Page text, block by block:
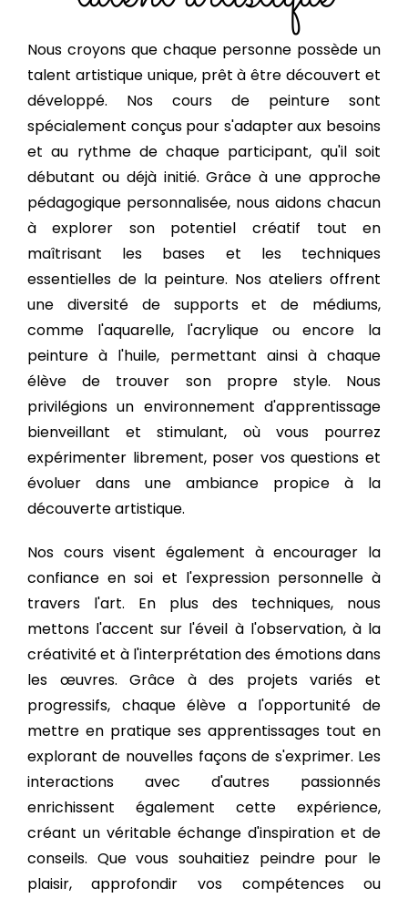
Nous croyons que chaque personne possède un
talent artistique unique, prêt à être découvert et
développé. Nos cours de peinture sont
spécialement conçus pour s'adapter aux besoins
et au rythme de chaque participant, qu'il soit
débutant ou déjà initié. Grâce à une approche
pédagogique personnalisée, nous aidons chacun
à explorer son potentiel créatif tout en
maîtrisant les bases et les techniques
essentielles de la peinture. Nos ateliers offrent
une diversité de supports et de médiums,
comme l'aquarelle, l'acrylique ou encore la
peinture à l'huile, permettant ainsi à chaque
élève de trouver son propre style. Nous
privilégions un environnement d'apprentissage
bienveillant et stimulant, où vous pourrez
expérimenter librement, poser vos questions et
évoluer dans une ambiance propice à la
découverte artistique.
Nos cours visent également à encourager la
confiance en soi et l'expression personnelle à
travers l'art. En plus des techniques, nous
mettons l'accent sur l'éveil à l'observation, à la
créativité et à l'interprétation des émotions dans
les œuvres. Grâce à des projets variés et
progressifs, chaque élève a l'opportunité de
mettre en pratique ses apprentissages tout en
explorant de nouvelles façons de s'exprimer. Les
interactions avec d'autres passionnés
enrichissent également cette expérience,
créant un véritable échange d'inspiration et de
conseils. Que vous souhaitiez peindre pour le
plaisir, approfondir vos compétences ou